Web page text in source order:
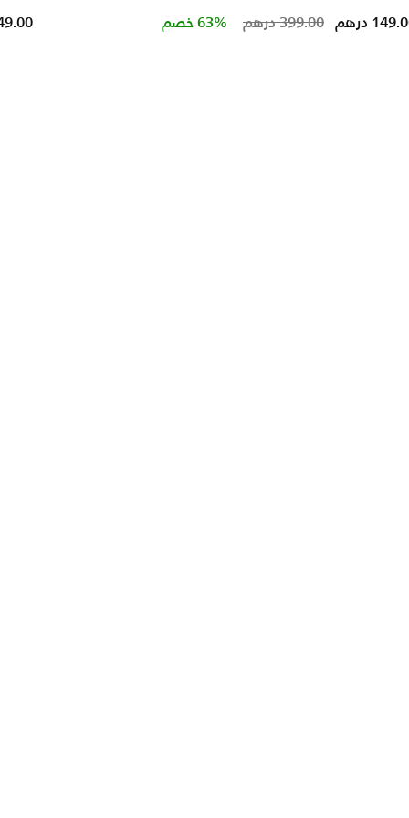
Price reduced399.00 درهم to درهم 63% خصم
from
349.00